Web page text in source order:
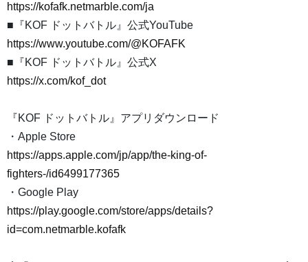
https://kofafk.netmarble.com/ja
■『KOF ドットバトル』公式YouTube
https://www.youtube.com/@KOFAFK
■『KOF ドットバトル』公式X
https://x.com/kof_dot
『KOF ドットバトル』アプリダウンロード
・Apple Store
https://apps.apple.com/jp/app/the-king-of-
fighters-/id6499177365
・Google Play
https://play.google.com/store/apps/details?
id=com.netmarble.kofafk